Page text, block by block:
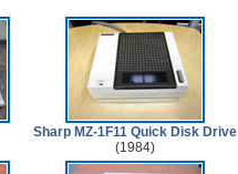
Sharp MZ-1F11 Quick Disk Drive
(1984)